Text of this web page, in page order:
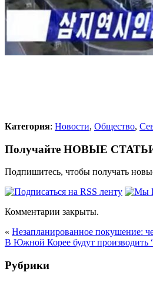
Категория: Новости, Общество,
Получайте НОВЫЕ СТАТЬИ
Подпишитесь, чтобы получать
Комментарии закрыты.
« Незапланированное покушение:
В Южной Корее будут производить
Рубрики